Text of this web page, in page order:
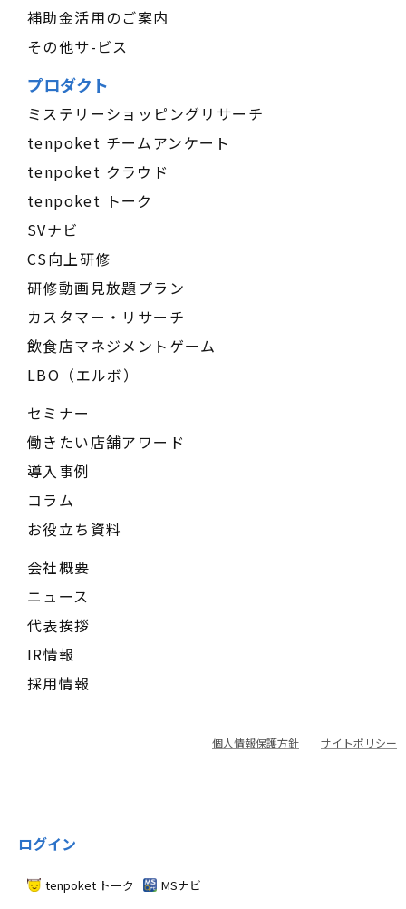
補助金活用のご案内
その他サ-ビス
プロダクト
ミステリーショッピングリサーチ
tenpoket チームアンケート
tenpoket クラウド
tenpoket トーク
SVナビ
CS向上研修
研修動画見放題プラン
カスタマー・リサーチ
飲食店マネジメントゲーム
LBO（エルボ）
セミナー
働きたい店舗アワード
導入事例
コラム
お役立ち資料
会社概要
ニュース
代表挨拶
IR情報
採用情報
個人情報保護方針 サイトポリシー
ログイン
tenpoket トーク MSナビ